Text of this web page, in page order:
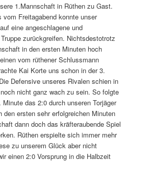
1.Mannschaft in Rüthen zu Gast.
vom Freitagabend konnte unser
eine angeschlagene und
zurückgreifen. Nichtsdestotrotz
in den ersten Minuten hoch
vom rüthener Schlussmann
Kai Korte uns schon in der 3.
Defensive unseres Rivalen schien in
nicht ganz wach zu sein. So folgte
das 2:0 durch unseren Torjäger
den ersten sehr erfolgreichen Minuten
dann doch das kräfteraubende Spiel
Rüthen erspielte sich immer mehr
zu unserem Glück aber nicht
einen 2:0 Vorsprung in die Halbzeit